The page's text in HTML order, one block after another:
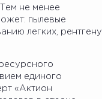
не менее
пылевые
легких, рентгену
единого
«Актион